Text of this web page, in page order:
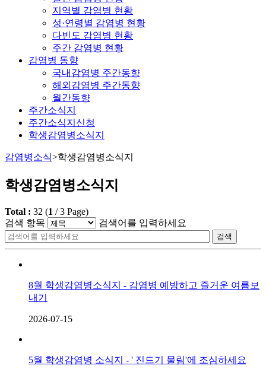
지역별 감염병 현황
성·연령별 감염병 현황
다빈도 감염병 현황
주간 감염병 현황
감염병 동향
국내감염병 주간동향
해외감염병 주간동향
월간동향
주간소식지
주간소식지신청
학생감염병소식지
감염병소식>학생감염병소식지
학생감염병소식지
Total : 32 (1 /3 Page)
검색 항목
검색어를 입력하세요
검색
8월 학생감염병소식지 - 감염병 예방하고 즐거운 여름보
내기
2026-07-15
5월 학생감염병 소식지 - ' 진드기 물림'에 조심하세요